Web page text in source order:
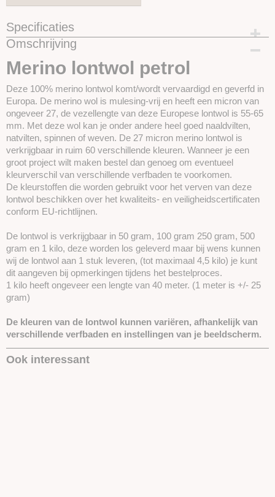
Specificaties
Productcode
Omschrijving
Merino lontwol petrol
Deze 100% merino lontwol komt/wordt vervaardigd en geverfd in
Europa. De merino wol is mulesing-vrij en heeft een micron van
ongeveer 27, de vezellengte van deze Europese lontwol is 55-65
mm. Met deze wol kan je onder andere heel goed naaldvilten,
natvilten, spinnen of weven. De 27 micron merino lontwol is
verkrijgbaar in ruim 60 verschillende kleuren. Wanneer je een
groot project wilt maken bestel dan genoeg om eventueel
kleurverschil van verschillende verfbaden te voorkomen.
De kleurstoffen die worden gebruikt voor het verven van deze
lontwol beschikken over het kwaliteits- en veiligheidscertificaten
conform EU-richtlijnen.
De lontwol is verkrijgbaar in 50 gram, 100 gram 250 gram, 500
gram en 1 kilo, deze worden los geleverd maar bij wens kunnen
wij de lontwol aan 1 stuk leveren, (tot maximaal 4,5 kilo) je kunt
dit aangeven bij opmerkingen tijdens het bestelproces.
1 kilo heeft ongeveer een lengte van 40 meter. (1 meter is +/- 25
gram)
De kleuren van de lontwol kunnen variëren, afhankelijk van
verschillende verfbaden en instellingen van je beeldscherm.
Ook interessant